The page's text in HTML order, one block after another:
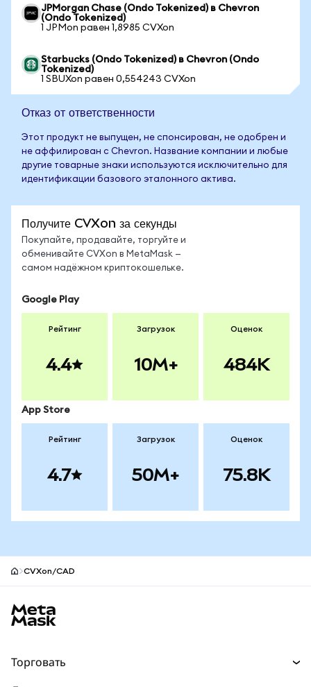
JPMorgan Chase (Ondo Tokenized) в Chevron
(Ondo Tokenized)
1 JPMon равен 1,8985 CVXon
Starbucks (Ondo Tokenized) в Chevron (Ondo
Tokenized)
1 SBUXon равен 0,554243 CVXon
Отказ от ответственности
Этот продукт не выпущен, не спонсирован, не одобрен и
не аффилирован с Chevron. Название компании и любые
другие товарные знаки используются исключительно для
идентификации базового эталонного актива.
Получите CVXon за секунды
Покупайте, продавайте, торгуйте и
обменивайте CVXon в MetaMask —
самом надёжном криптокошельке.
Google Play
Рейтинг
4.4
Загрузок
10M+
Оценок
484K
App Store
Рейтинг
4.7
Загрузок
50M+
Оценок
75.8K
CVXon/CAD
Торговать